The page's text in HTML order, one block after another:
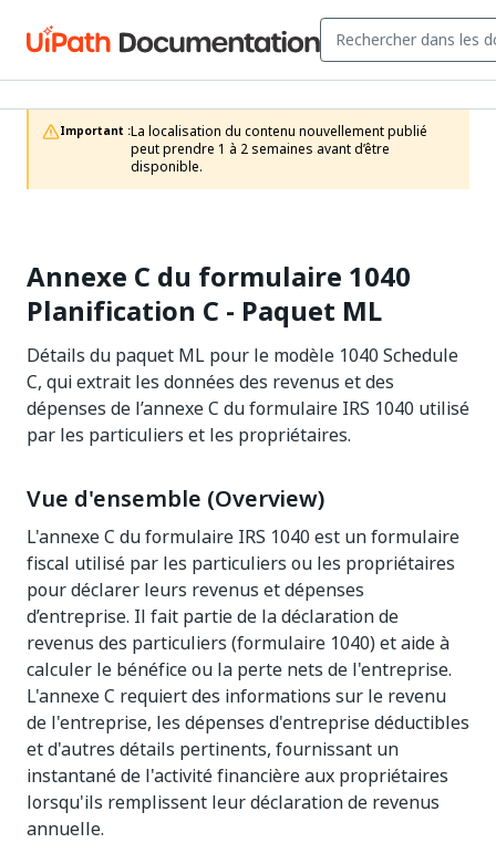
Important :La localisation du contenu nouvellement publié
peut prendre 1 à 2 semaines avant d’être
disponible.
Annexe C du formulaire 1040
Planification C - Paquet ML
Détails du paquet ML pour le modèle 1040 Schedule
C, qui extrait les données des revenus et des
dépenses de l’annexe C du formulaire IRS 1040 utilisé
par les particuliers et les propriétaires.
Vue d'ensemble (Overview)
L'annexe C du formulaire IRS 1040 est un formulaire
fiscal utilisé par les particuliers ou les propriétaires
pour déclarer leurs revenus et dépenses
d’entreprise. Il fait partie de la déclaration de
revenus des particuliers (formulaire 1040) et aide à
calculer le bénéfice ou la perte nets de l'entreprise.
L'annexe C requiert des informations sur le revenu
de l'entreprise, les dépenses d'entreprise déductibles
et d'autres détails pertinents, fournissant un
instantané de l'activité financière aux propriétaires
lorsqu'ils remplissent leur déclaration de revenus
annuelle.